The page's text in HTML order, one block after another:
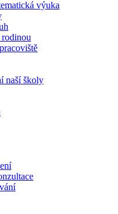
výuka
rodinou
naší školy